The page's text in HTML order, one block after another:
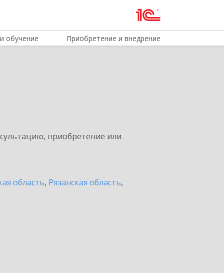
обучение Приобретение и внедрение
приобретение или
область, Рязанская область,